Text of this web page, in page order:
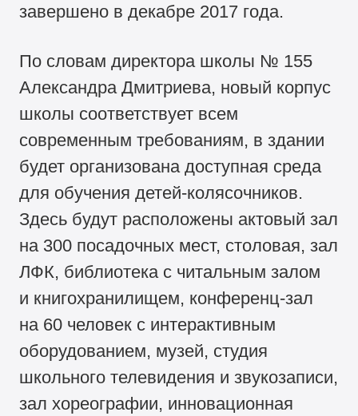
завершено в декабре 2017 года.
По словам директора школы № 155
Александра Дмитриева, новый корпус
школы соответствует всем
современным требованиям, в здании
будет организована доступная среда
для обучения детей-колясочников.
Здесь будут расположены актовый зал
на 300 посадочных мест, столовая, зал
ЛФК, библиотека с читальным залом
и книгохранилищем, конференц-зал
на 60 человек с интерактивным
оборудованием, музей, студия
школьного телевидения и звукозаписи,
зал хореографии, инновационная